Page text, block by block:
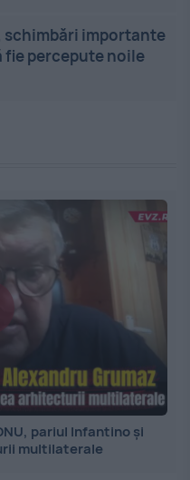
schimbări importante
fie percepute noile
pariul Infantino și
multilaterale